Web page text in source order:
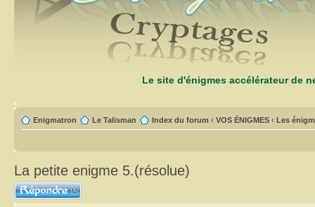
Le site d'énigmes accélérateur de
Enigmatron Le Talisman Index du forum ‹ VOS ÉNIGMES ‹ Les
La petite enigme 5.(résolue)
Répondre